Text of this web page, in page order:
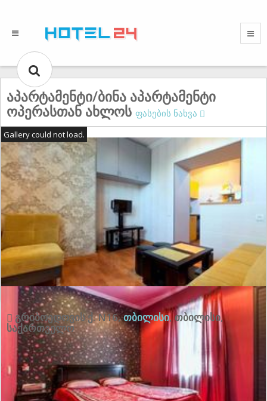
აპარტამენტი/ბინა აპარტამენტი
ოპერასთან ახლოს ფასების ნახვა
Gallery could not load.
გრიბოედოვის ქ. N16,თბილისი,თბილისი,
საქართველო